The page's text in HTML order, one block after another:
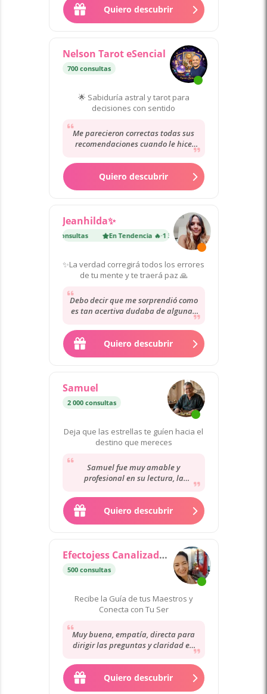
Quiero descubrir
Nelson Tarot eSencial
700 consultas
🌟 Sabiduría astral y tarot para
decisiones con sentido
Me parecieron correctas todas sus
recomendaciones cuando le hice
temas sobre todo...
Quiero descubrir
Jeanhilda✨
1 300 consultas En Tendencia 🔥 ·1 300 consultas
✨La verdad corregirá todos los errores
de tu mente y te traerá paz 🙏
Debo decir que me sorprendió como
es tan acertiva dudaba de algunas
lectura...
Quiero descubrir
Samuel
2 000 consultas
Deja que las estrellas te guíen hacia el
destino que mereces
Samuel fue muy amable y
profesional en su lectura, la
información fue bastante detallada
y espero que sus palabras...
Quiero descubrir
Efectojess Canalizadora
500 consultas
Recibe la Guía de tus Maestros y
Conecta con Tu Ser
Muy buena, empatía, directa para
dirigir las preguntas y claridad en
las respuestas. Muy recomendable.
Muchas...
Quiero descubrir